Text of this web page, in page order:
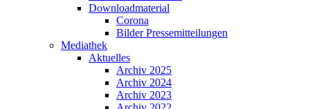
Downloadmaterial
Corona
Bilder Pressemitteilungen
Mediathek
Aktuelles
Archiv 2025
Archiv 2024
Archiv 2023